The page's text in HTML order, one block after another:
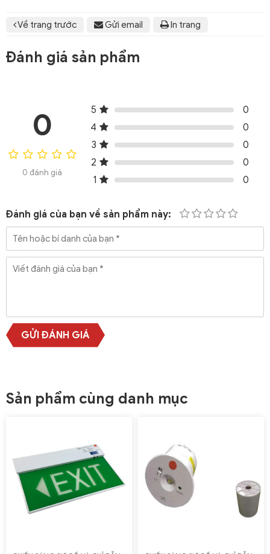
Về trang trước Gửi email In trang
Đánh giá sản phẩm
0
0 đánh giá
5
0
4
0
3
0
2
0
1
0
Đánh giá của bạn về sản phẩm này:
GỬI ĐÁNH GIÁ
Sản phẩm cùng danh mục